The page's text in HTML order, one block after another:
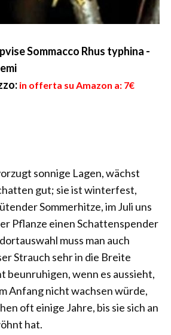
Sommacco Rhus typhina -
in offerta su Amazon a: 7€
sonnige Lagen, wächst
gut; sie ist winterfest,
Sommerhitze, im Juli uns
Pflanze einen Schattenspender
muss man auch
Strauch sehr in die Breite
beunruhigen, wenn es aussieht,
Anfang nicht wachsen würde,
oft einige Jahre, bis sie sich an
hat.